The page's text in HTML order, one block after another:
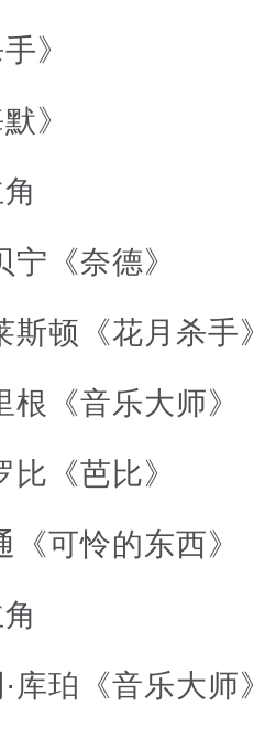
》
》
《奈德》
顿《花月杀手
《音乐大师》
《芭比》
可怜的东西》
珀《音乐大师